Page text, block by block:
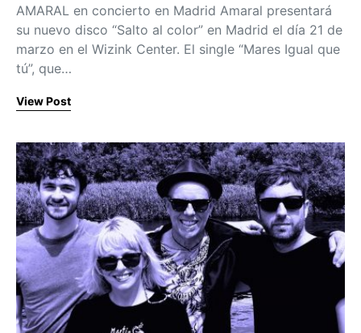
AMARAL en concierto en Madrid Amaral presentará
su nuevo disco “Salto al color” en Madrid el día 21 de
marzo en el Wizink Center. El single “Mares Igual que
tú”, que…
View Post